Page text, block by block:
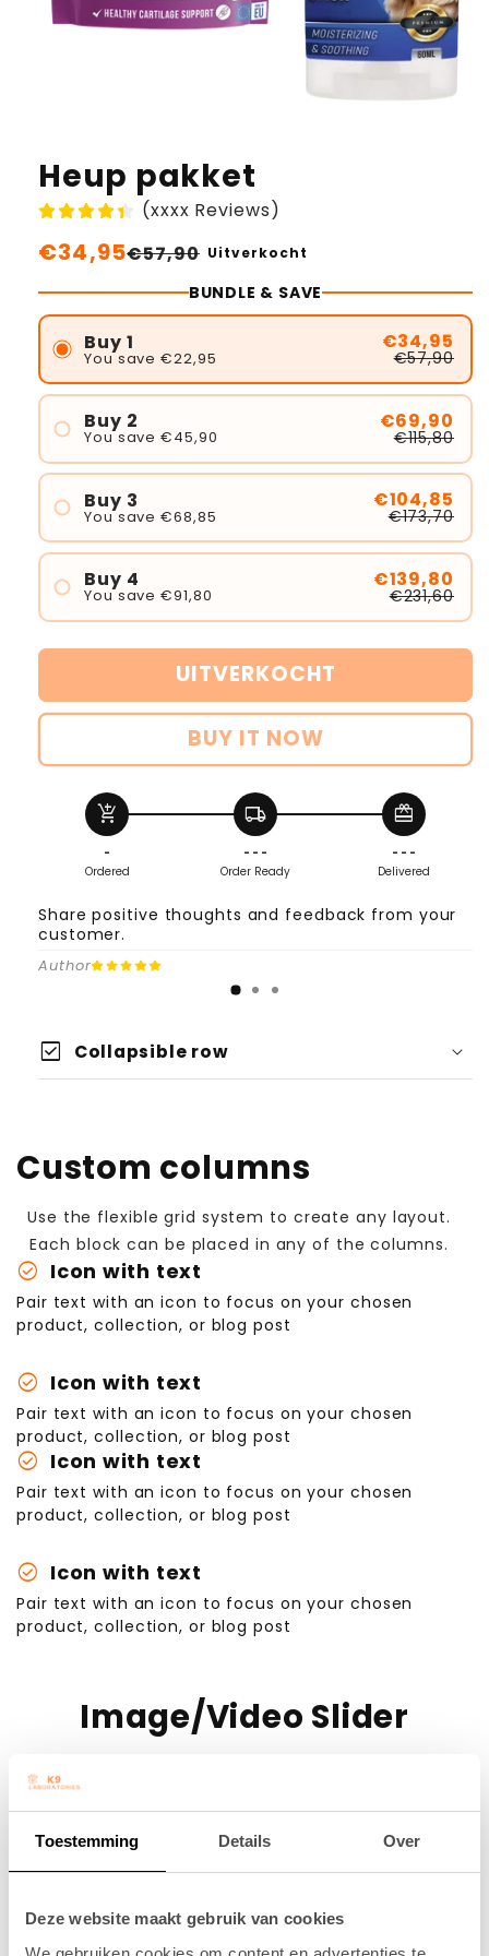
Toestemming Details Over
Deze website maakt gebruik van cookies
Heup pakket
(xxxx Reviews)
Normale
prijs
€34,95
Aanbiedingsprijs
€57,90 Uitverkocht
BUNDLE & SAVE
Buy 1
You save €22,95
€34,95
€57,90
Buy 2
You save €45,90
€69,90
€115,80
Buy 3
You save €68,85
€104,85
€173,70
Buy 4
You save €91,80
€139,80
€231,60
UITVERKOCHT
BUY IT NOW
add_shopping_cart
-
Ordered
local_shipping
- - -
Order Ready
redeem
- - -
Delivered
Share positive thoughts and feedback from your
customer.
Author
check_box Collapsible row
Custom columns
Use the flexible grid system to create any layout.
Each block can be placed in any of the columns.
check_circle Icon with text
Pair text with an icon to focus on your chosen
product, collection, or blog post
check_circle Icon with text
Pair text with an icon to focus on your chosen
product, collection, or blog post
check_circle Icon with text
Pair text with an icon to focus on your chosen
product, collection, or blog post
check_circle Icon with text
Pair text with an icon to focus on your chosen
product, collection, or blog post
Image/Video Slider